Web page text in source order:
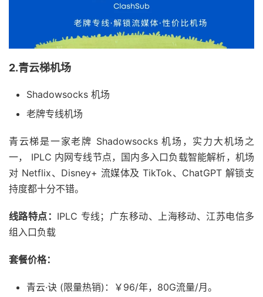
2.青云梯机场
Shadowsocks 机场
老牌专线机场
青云梯是一家老牌 Shadowsocks 机场，实力大机场之
一， IPLC 内网专线节点，国内多入口负载智能解析，机场
对 Netflix、Disney+ 流媒体及 TikTok、ChatGPT 解锁支
持度都十分不错。
线路特点： IPLC 专线；广东移动、上海移动、江苏电信多
组入口负载
套餐价格：
青云·诀 (限量热销)：￥96/年，80G流量/月。